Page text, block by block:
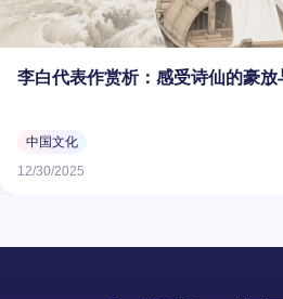
李白代表作赏析：感受诗仙的豪放
中国文化
12/30/2025